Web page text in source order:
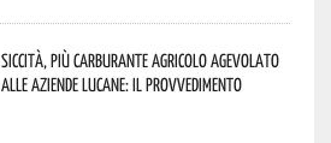
Siccità, più carburante agricolo agevolato
alle aziende lucane: il provvedimento